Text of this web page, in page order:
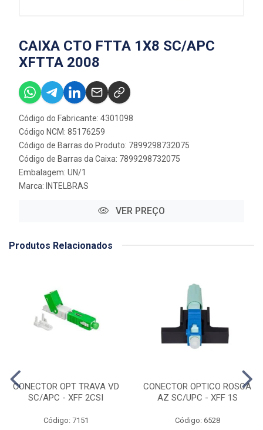
CAIXA CTO FTTA 1X8 SC/APC
XFTTA 2008
Código do Fabricante: 4301098
Código NCM: 85176259
Código de Barras do Produto: 7899298732075
Código de Barras da Caixa: 7899298732075
Embalagem: UN/1
Marca: INTELBRAS
VER PREÇO
Produtos Relacionados
CONECTOR OPT TRAVA VD
SC/APC - XFF 2CSI
Código: 7151
CONECTOR OPTICO ROSCA
AZ SC/UPC - XFF 1S
Código: 6528